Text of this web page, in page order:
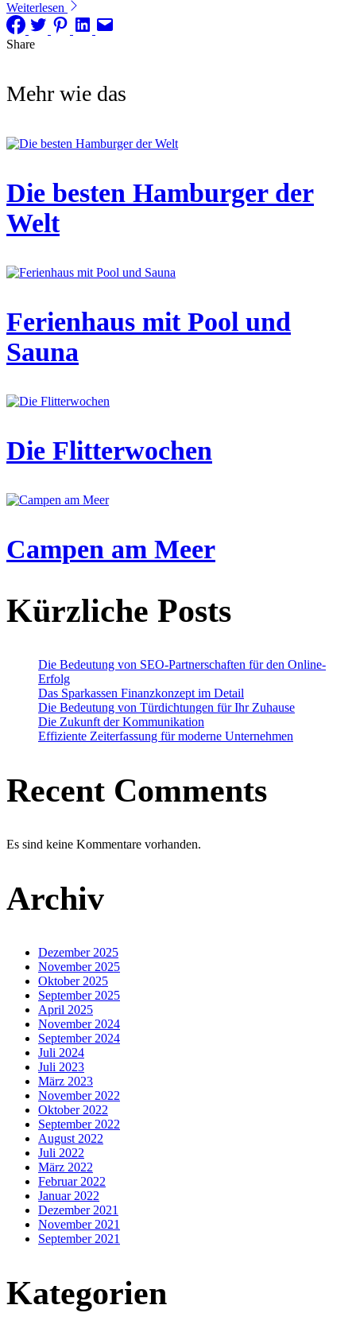
Weiterlesen
Share
Mehr wie das
Die besten Hamburger der
Welt
Ferienhaus mit Pool und
Sauna
Die Flitterwochen
Campen am Meer
Kürzliche Posts
Die Bedeutung von SEO-Partnerschaften für den Online-
Erfolg
Das Sparkassen Finanzkonzept im Detail
Die Bedeutung von Türdichtungen für Ihr Zuhause
Die Zukunft der Kommunikation
Effiziente Zeiterfassung für moderne Unternehmen
Recent Comments
Es sind keine Kommentare vorhanden.
Archiv
Dezember 2025
November 2025
Oktober 2025
September 2025
April 2025
November 2024
September 2024
Juli 2024
Juli 2023
März 2023
November 2022
Oktober 2022
September 2022
August 2022
Juli 2022
März 2022
Februar 2022
Januar 2022
Dezember 2021
November 2021
September 2021
Kategorien